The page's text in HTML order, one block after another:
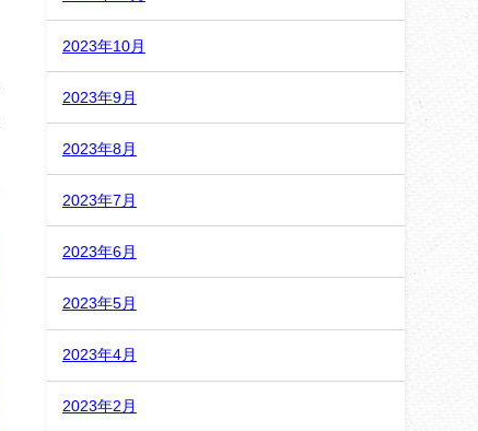
2023年10月
2023年9月
2023年8月
2023年7月
2023年6月
2023年5月
2023年4月
2023年2月